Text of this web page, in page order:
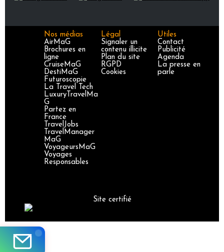
Nos médias
AirMaG
Brochures en
ligne
CruiseMaG
DestiMaG
Futuroscopie
La Travel Tech
LuxuryTravelMa
G
Partez en
France
TravelJobs
TravelManager
MaG
VoyageursMaG
Voyages
Responsables
Légal
Signaler un
contenu illicite
Plan du site
RGPD
Cookies
Utiles
Contact
Publicité
Agenda
La presse en
parle
Site certifié